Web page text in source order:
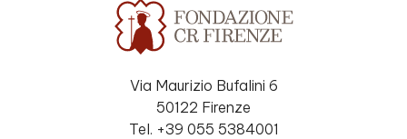
Via Maurizio Bufalini 6
50122 Firenze
Tel. +39 055 5384001